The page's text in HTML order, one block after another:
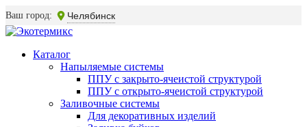
Ваш город: Челябинск
Каталог
Напыляемые системы
ППУ с закрыто-ячеистой структурой
ППУ с открыто-ячеистой структурой
Заливочные системы
Для декоративных изделий